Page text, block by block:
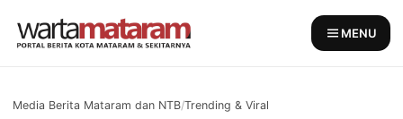
MENU
Media Berita Mataram dan NTB/Trending & Viral